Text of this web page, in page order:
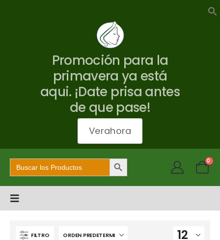
Promoción para la
primavera ya está
aqui. ¡Date prisa antes
de que pase!
Verahora
Buscar: Botón de búsqueda 0
FILTRO